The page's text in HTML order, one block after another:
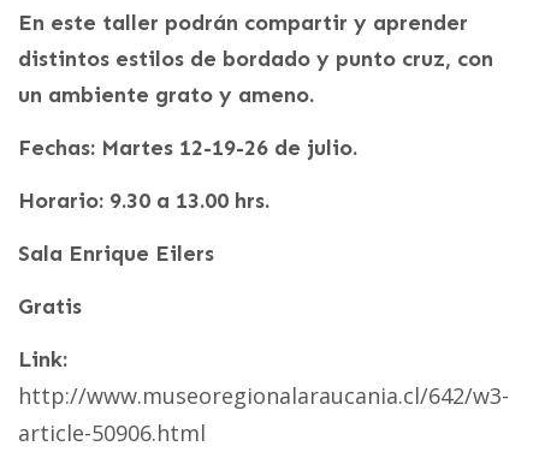
En este taller podrán compartir y aprender
distintos estilos de bordado y punto cruz, con
un ambiente grato y ameno.
Fechas: Martes 12-19-26 de julio.
Horario: 9.30 a 13.00 hrs.
Sala Enrique Eilers
Gratis
Link:
http://www.museoregionalaraucania.cl/642/w3-
article-50906.html